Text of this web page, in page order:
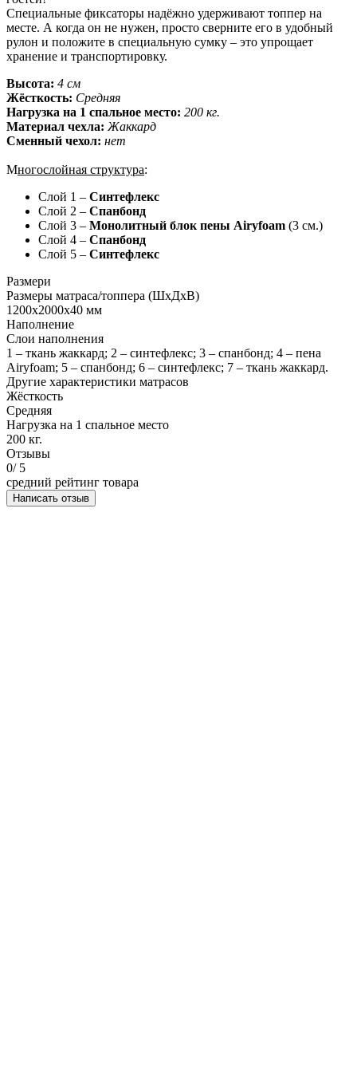
Специальные фиксаторы надёжно удерживают топпер на
месте. А когда он не нужен, просто сверните его в удобный
рулон и положите в специальную сумку – это упрощает
хранение и транспортировку.
Высота: 4 см
Жёсткость: Средняя
Нагрузка на 1 спальное место: 200 кг.
Материал чехла: Жаккард
Сменный чехол: нет
Многослойная структура:
Слой 1 – Синтефлекс
Слой 2 – Спанбонд
Слой 3 – Монолитный блок пены Airyfoam (3 см.)
Слой 4 – Спанбонд
Слой 5 – Синтефлекс
Размери
Размеры матраса/топпера (ШхДхВ)
1200х2000х40 мм
Наполнение
Слои наполнения
1 – ткань жаккард; 2 – синтефлекс; 3 – спанбонд; 4 – пена
Airyfoam; 5 – спанбонд; 6 – синтефлекс; 7 – ткань жаккард.
Другие характеристики матрасов
Жёсткость
Средняя
Нагрузка на 1 спальное место
200 кг.
Отзывы
0/ 5
средний рейтинг товара
Написать отзыв